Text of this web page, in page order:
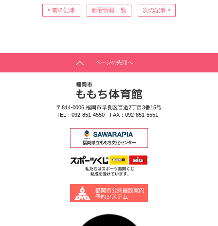
< 前の記事 新着情報一覧 次の記事 >
ページの先頭へ
〒814-0006 福岡市早良区百道2丁目3番15号
TEL： 092-851-4550 FAX：092-851-5551